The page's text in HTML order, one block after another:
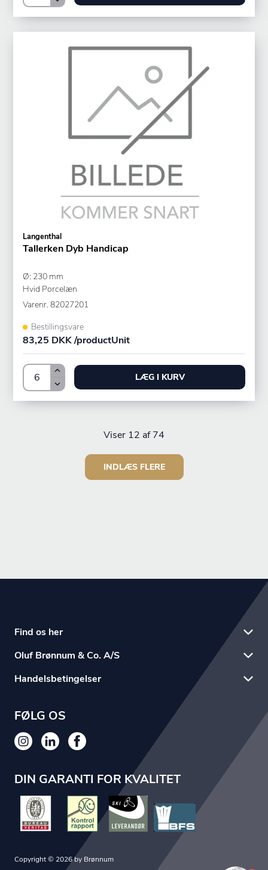
Langenthal
Tallerken Dyb Handicap
Ø: 230 mm
Hvid Porcelæn
Varenr. 82027201
Bestillingsvare
83,25 DKK /productUnit
LÆG I KURV
Viser 12 af 74
INDLÆS FLERE
Find os her
Oluf Brønnum & Co. A/S
Handelsbetingelser
FØLG OS
DIN GARANTI FOR KVALITET
Copyright © 2026 by Brønnum